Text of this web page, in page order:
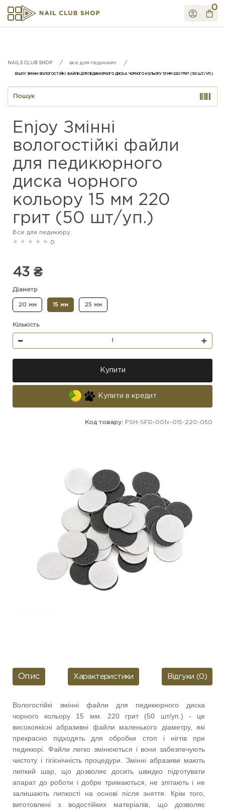
0
ВСЕ ДЛЯ ПЕДИКЮРУ
ENJOY ЗМІННІ ВОЛОГОСТІЙКІ ФАЙЛИ ДЛЯ ПЕДИКЮРНОГО ДИСКА ЧОРНОГО КОЛЬОРУ 15 ММ 220 ГРИТ (50 ШТ/УП.)
Enjoy Змінні
вологостійкі файли
для педикюрного
диска чорного
кольору 15 мм 220
грит (50 шт/уп.)
Все для педикюру
0
Код товару: PSH-SFD-001v-015-220-050
43 ₴
Діаметр
20 мм 15 мм 25 мм
Кількість
Купити
Купити в кредит
Опис Характеристики Відгуки (0)
Вологостійкі змінні файли для педикюрного диска
чорного кольору 15 мм. 220 грит (50 шт/уп.)
- це
високоякісні абразивні файли маленького діаметру, які
прекрасно підходять для обробки стоп і нігтів при
педикюрі. Файли легко змінюються і вони забезпечують
чистоту і гігієнічність процедури. Змінні абразиви мають
липкий шар, що дозволяє досить швидко підготувати
апарат до роботи і добре тримаються, не злітають і не
залишають липкості на основі після зняття. Крім того,
виготовлені з водостійких матеріалів, що дозволяє